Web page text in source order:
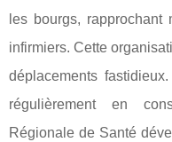
les bourgs, rapprochant
infirmiers. Cette
déplacements
régulièrement en
Régionale de Santé